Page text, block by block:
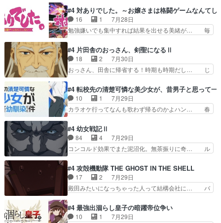
系列が4話と入れ替わってるのね… こんなデカイ
のどうやって運ぶんだよ！？姉… ダラさん、人型
形態にもなれるんか!?w髪…
国の奴らも馬鹿が多いが、夜の国も同じ… ご視聴
ありがとうございました来週もよろし… 握った◯
治郎（中の人的に）仲間であるプレ… ヨコヤの頭
の回転の速さと人間の心理を利用… 夜の国のヨコ
で夜の国の独裁支配を強化、… やはりヨコヤいい
ですね。昼の国が勝てる流… 役で出演いたしまし
た。次回も緊張が止まり…
#4 対ありでした。～お嬢さまは格闘ゲームなんてし
16 1
7月28日
勉強嫌いでも集中すれば結果を出せる美緒が… 毎
なゲームも相手が強すぎるとやる気無く… テー
マ：テスト勉強と大会感想は、美緒がテ… すげー
ーーーーーーーー良い……。女性声優… 深夜の格
ゲー対戦よりテストの方がよっぽど… 真剣に授業
ストに向けて勉強会！美緒ちゃ… 受験勉強と戦闘
の2択なら戦闘を選ぶ娘w美… 勉強嫌いでバトル
を選ぶって、ひぐらしの沙…
#4 片田舎のおっさん、剣聖になるⅡ
18 2
7月30日
おっさん、田舎に帰省する！時期も時期だし… じ
れない爺さんには夢が詰まってると思う… クル
ニ、ヘンブリッツ、ミュイと一緒におっ… 帰省、
お供ヒロインはクルニ。順番的には確… 父親から
手紙が来た。サーベルボアの退治の… ここでヘン
家に帰ることに・ベリルはミュ… おっさんの親と
なるとお爺ちゃんだよね孫扱… ・ベリル、実家に
帰ることに・ベリルはミュ…
#4 転校先の清楚可憐な美少女が、昔男子と思って一
10 1
7月29日
カラオケ行ってなんも歌わず帰るのかよハン… 春
やらあの女優さんが春希のお母さんのよ… 春希ち
ゃん姫ちゃんに野菜の子も凄え可愛い… 隼人くん
のスマホを買いに行ってたけど完全… 第４話を
U-NEXTで視聴しました。視聴… スマホを買うた
見始めてたけどなんだかん… いきなりシリアス展
開ぶち込んでくるじゃん… 春希の家庭事情は複
雑。食事とか隼人が親身…
#4 幼女戦記Ⅱ
84 4
7月29日
コンコルド効果でまた泥沼化。無茶振りに奇… ル
グを更新しました!!宜しければ、是非… 計画通り
にはいかないね笑やり遂げた(ほぼ… 今回もター
ニャに不都合なことがあったりし… 白髪の男性が
語った家族を失った喪無感が、… 連邦に対して有
油を注ぐターニャの勝利軍… 犠牲を払っても良い
ならお前たちが前線へ行… 戦闘がアッサリし過ぎ
#4 攻殻機動隊 THE GHOST IN THE SHELL
17 2
7月29日
殿田みたいになっちゃった人って結構会社に… バ
見た目もうただのロボでしかないんだよ… 俺らの
汗拭きそりゃいやだろwwバトー＆ト… イノセン
#4 最強出涸らし皇子の暗躍帝位争い
10 1
7月29日